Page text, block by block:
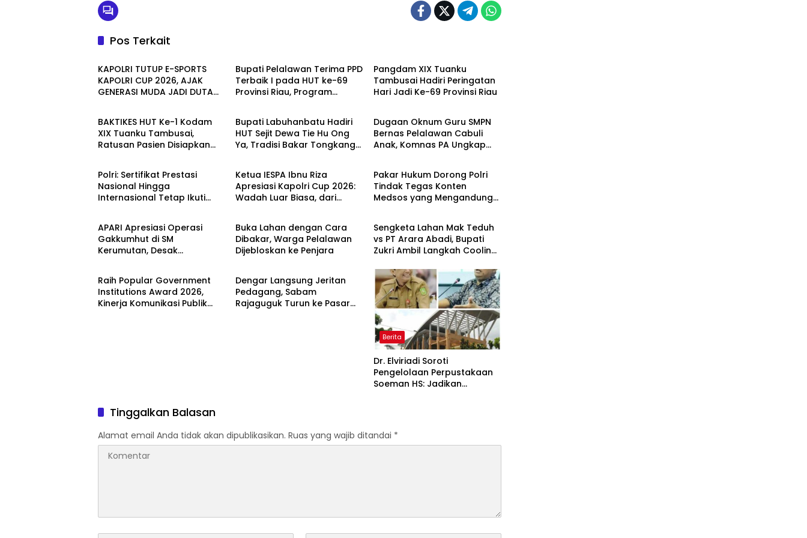
Pos Terkait
Berita
KAPOLRI TUTUP E-SPORTS
KAPOLRI CUP 2026, AJAK
GENERASI MUDA JADI DUTA
Bupati Pelalawan Terima PPD
Terbaik I pada HUT ke-69
Provinsi Riau, Program
Pangdam XIX Tuanku
Tambusai Hadiri Peringatan
Hari Jadi Ke-69 Provinsi Riau
Berita
BAKTIKES HUT Ke-1 Kodam
XIX Tuanku Tambusai,
Ratusan Pasien Disiapkan
Berita
Bupati Labuhanbatu Hadiri
HUT Sejit Dewa Tie Hu Ong
Ya, Tradisi Bakar Tongkang
Berita
Dugaan Oknum Guru SMPN
Bernas Pelalawan Cabuli
Anak, Komnas PA Ungkap
Berita
Polri: Sertifikat Prestasi
Nasional Hingga
Internasional Tetap Ikuti
Berita
Ketua IESPA Ibnu Riza
Apresiasi Kapolri Cup 2026:
Wadah Luar Biasa, dari
Berita
Pakar Hukum Dorong Polri
Tindak Tegas Konten
Medsos yang Mengandung
Berita
APARI Apresiasi Operasi
Gakkumhut di SM
Kerumutan, Desak
Berita
Buka Lahan dengan Cara
Dibakar, Warga Pelalawan
Dijebloskan ke Penjara
Berita
Sengketa Lahan Mak Teduh
vs PT Arara Abadi, Bupati
Zukri Ambil Langkah Cooling
Berita
Raih Popular Government
Institutions Award 2026,
Kinerja Komunikasi Publik
Berita
Dengar Langsung Jeritan
Pedagang, Sabam
Rajaguguk Turun ke Pasar
Berita
Dr. Elviriadi Soroti
Pengelolaan Perpustakaan
Soeman HS: Jadikan
Tinggalkan Balasan
Alamat email Anda tidak akan dipublikasikan. Ruas yang wajib ditandai *